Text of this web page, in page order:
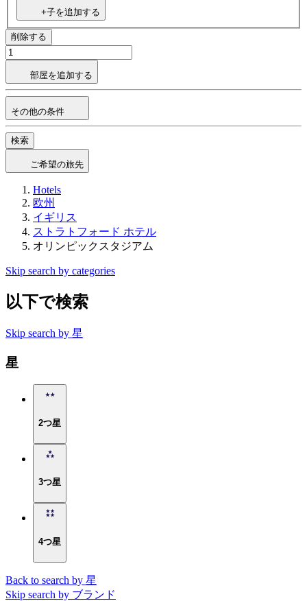
+子を追加する
削除する
部屋を追加する
その他の条件
検索
ご希望の旅先
Hotels
欧州
イギリス
ストラトフォード ホテル
オリンピックスタジアム
Skip search by categories
以下で検索
Skip search by 星
星
2つ星
3つ星
4つ星
Back to search by 星
Skip search by ブランド